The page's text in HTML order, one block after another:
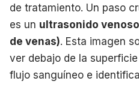
de tratamiento. Un paso
es un ultrasonido
de venas). Esta imagen
ver debajo de la
flujo sanguíneo e